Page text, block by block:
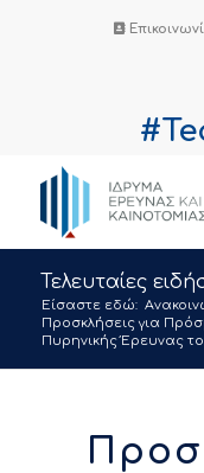
Τελευταίες
Είσαστε εδώ:
Προσκλήσεις για
Πυρηνικής Έρευνας